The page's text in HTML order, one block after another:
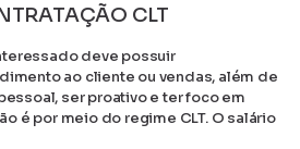
CLT
deve possuir
ao cliente ou vendas, além de
ser proativo e ter foco em
é por meio do regime CLT. O salário